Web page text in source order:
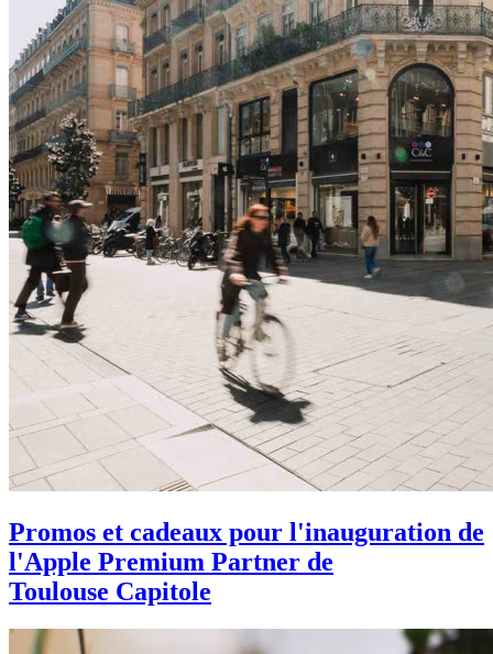
Promos et cadeaux pour l'inauguration de
l'Apple Premium Partner de
Toulouse Capitole